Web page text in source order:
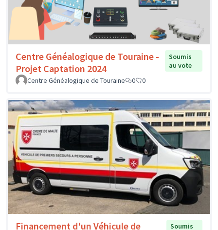
Centre Généalogique de Touraine -
Projet Captation 2024
Soumis
au vote
Centre Généalogique de Touraine
0 0
Financement d'un Véhicule de Soumis